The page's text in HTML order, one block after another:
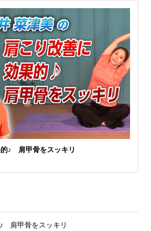
♪ 肩甲骨をスッキリ
肩甲骨をスッキリ